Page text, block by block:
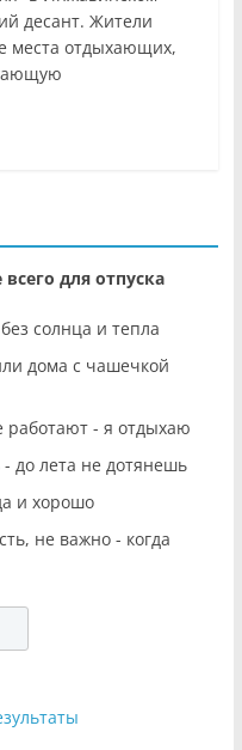
десант. Жители
места отдыхающих,
для отпуска
солнца и тепла
дома с чашечкой
работают - я отдыхаю
до лета не дотянешь
и хорошо
не важно - когда